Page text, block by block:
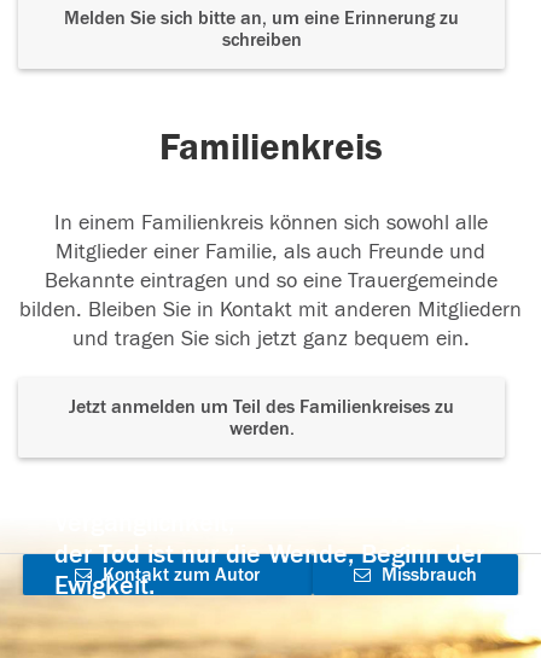
Melden Sie sich bitte an, um eine Erinnerung zu
schreiben
Familienkreis
In einem Familienkreis können sich sowohl alle
Mitglieder einer Familie, als auch Freunde und
Bekannte eintragen und so eine Trauergemeinde
bilden. Bleiben Sie in Kontakt mit anderen Mitgliedern
und tragen Sie sich jetzt ganz bequem ein.
Jetzt anmelden um Teil des Familienkreises zu
werden.
der Tod ist nur die Wende, Beginn der
Ewigkeit.
Kontakt zum Autor
aufnehmen
Missbrauch